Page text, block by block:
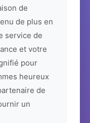
de
de plus en
service de
et votre
pour
heureux
de
un